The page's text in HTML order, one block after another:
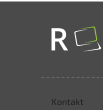
Kontakt